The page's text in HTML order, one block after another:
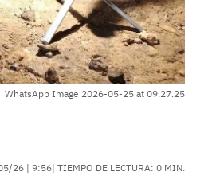
WhatsApp Image 2026-05-25 at 09.27.25
26 | 9:56| TIEMPO DE LECTURA: 0 MIN.